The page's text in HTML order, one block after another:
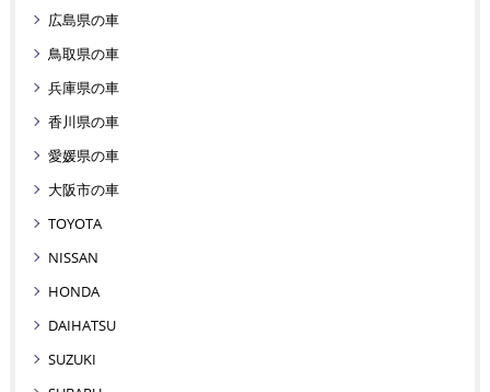
広島県の車
鳥取県の車
兵庫県の車
香川県の車
愛媛県の車
大阪市の車
TOYOTA
NISSAN
HONDA
DAIHATSU
SUZUKI